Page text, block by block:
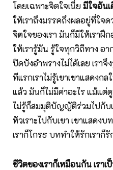
โดยเฉพาะจิตใจเนี่ยมีใจอัน
ให้เราถึงมรรคถึงผลอยู่ที่ใจ
จิตใจของเรา มันก็มีให้เราฝึ
ให้เรารู้มัน รู้ใจทุกวิถีทาง อ
ปิดบังอำพรางไม่ได้เลย เรา
ทีแรกเราไม่รู้เขาเขาแสดงก
แล้ว มันก็ไม่มีค่าอะไรแม้แต่ดู
ไม่รู้ก็สมมุติบัญญัติร่วมไปกับเ
หัวเราะไปกับเขา เขาแสดง
เราก็โกรธ บททำให้รักเราก็
ชีวิตของเราก็เหมือนกัน เรา